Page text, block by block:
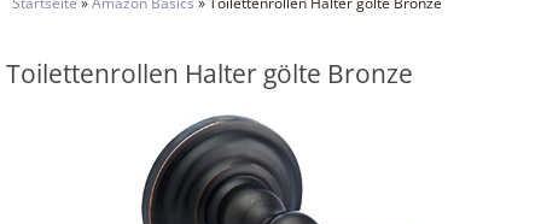
Toilettenrollen Halter gölte Bronze